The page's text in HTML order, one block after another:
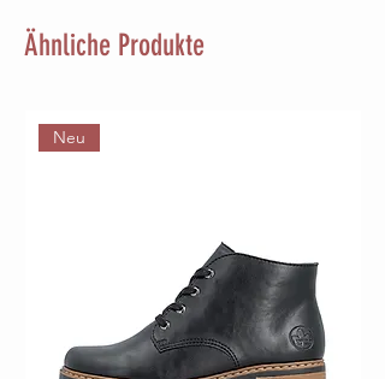
Ähnliche Produkte
Neu